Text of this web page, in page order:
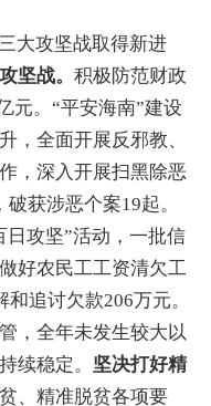
大攻坚战取得新进
坚战。 积极防范财政
元。 “平安海南”建设
， 全面开展反邪教、
， 深入开展扫黑除恶
破获涉恶个案19起。
日攻坚”活动 ， 一批信
好农民工工资清欠工
和追讨欠款206万元。
，全年未发生较大以
续稳定。 坚决打好精
、精准脱贫各项要